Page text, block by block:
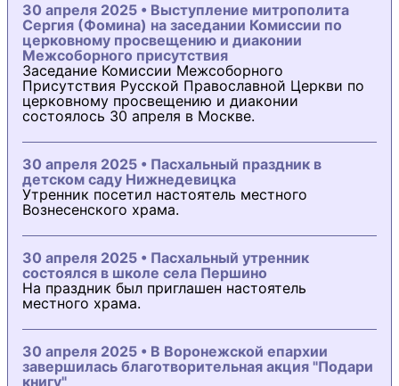
30 апреля 2025 • Выступление митрополита
Сергия (Фомина) на заседании Комиссии по
церковному просвещению и диаконии
Межсоборного присутствия
Заседание Комиссии Межсоборного
Присутствия Русской Православной Церкви по
церковному просвещению и диаконии
состоялось 30 апреля в Москве.
30 апреля 2025 • Пасхальный праздник в
детском саду Нижнедевицка
Утренник посетил настоятель местного
Вознесенского храма.
30 апреля 2025 • Пасхальный утренник
состоялся в школе села Першино
На праздник был приглашен настоятель
местного храма.
30 апреля 2025 • В Воронежской епархии
завершилась благотворительная акция "Подари
книгу"